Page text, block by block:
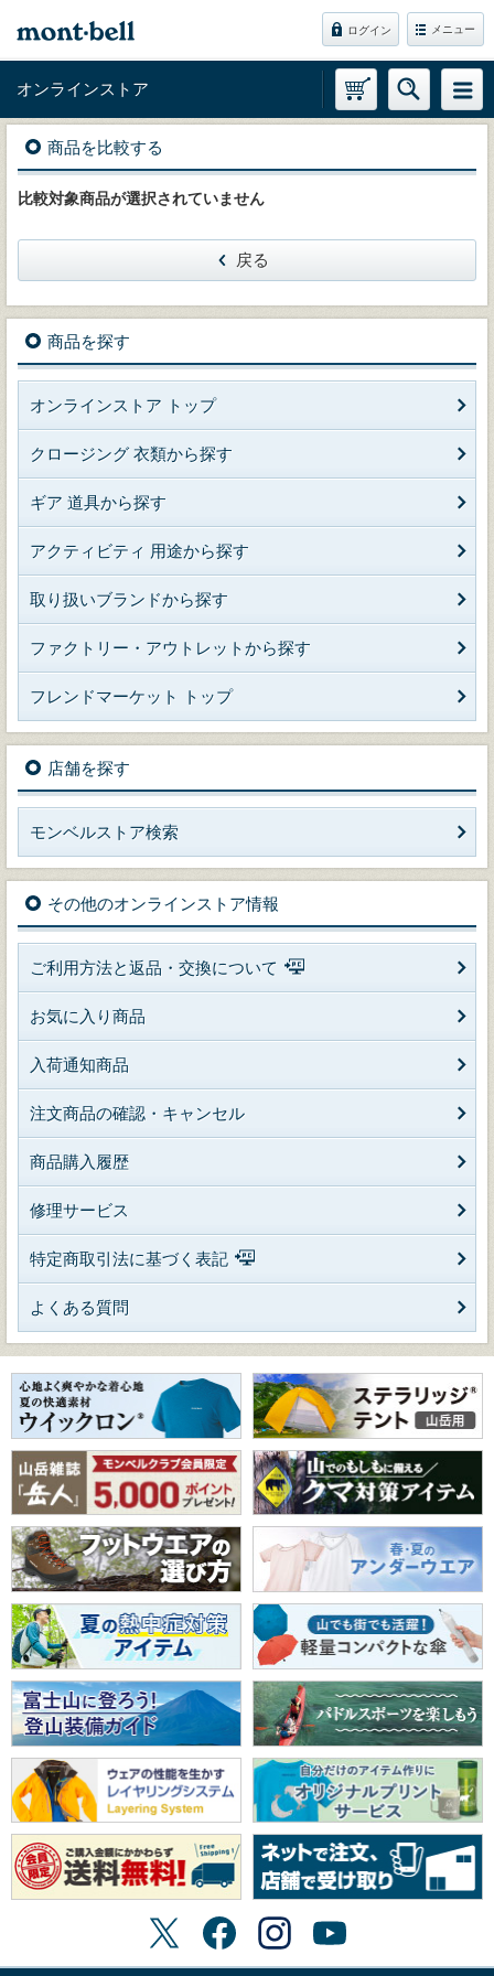
ログイン メニュー
オンラインストア
商品を比較する
比較対象商品が選択されていません
戻る
商品を探す
オンラインストア トップ
クロージング 衣類から探す
ギア 道具から探す
アクティビティ 用途から探す
取り扱いブランドから探す
ファクトリー・アウトレットから探す
フレンドマーケット トップ
店舗を探す
モンベルストア検索
その他のオンラインストア情報
ご利用方法と返品・交換について
お気に入り商品
入荷通知商品
注文商品の確認・キャンセル
商品購入履歴
修理サービス
特定商取引法に基づく表記
よくある質問